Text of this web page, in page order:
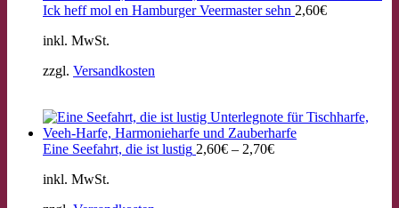
Ick heff mol en Hamburger Veermaster sehn 2,60€
inkl. MwSt.
zzgl. Versandkosten
Eine Seefahrt, die ist lustig 2,60€ – 2,70€
inkl. MwSt.